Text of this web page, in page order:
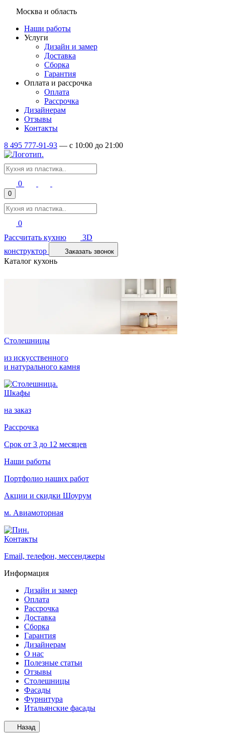
Москва и область
Наши работы
Услуги
Дизайн и замер
Доставка
Сборка
Гарантия
Оплата и рассрочка
Оплата
Рассрочка
Дизайнерам
Отзывы
Контакты
8 495 777-91-93 — c 10:00 до 21:00
0
0
0
Рассчитать кухню
3D
конструктор
Заказать звонок
Каталог кухонь
Столешницы
из искусственного
и натурального камня
Шкафы
на заказ
Рассрочка
Срок от 3 до 12 месяцев
Наши работы
Портфолио наших работ
Акции и скидки Шоурум
м. Авиамоторная
Контакты
Email, телефон, мессенджеры
Информация
Дизайн и замер
Оплата
Рассрочка
Доставка
Сборка
Гарантия
Дизайнерам
О нас
Полезные статьи
Отзывы
Столешницы
Фасады
Фурнитура
Итальянские фасады
Назад